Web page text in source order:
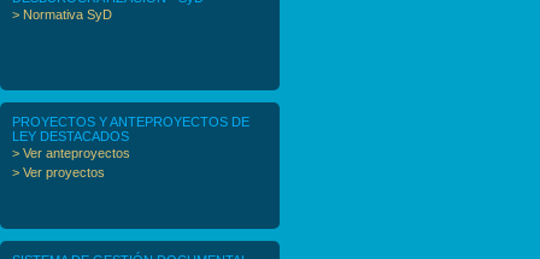
> Normativa SyD
PROYECTOS Y ANTEPROYECTOS DE
LEY DESTACADOS
> Ver anteproyectos
> Ver proyectos